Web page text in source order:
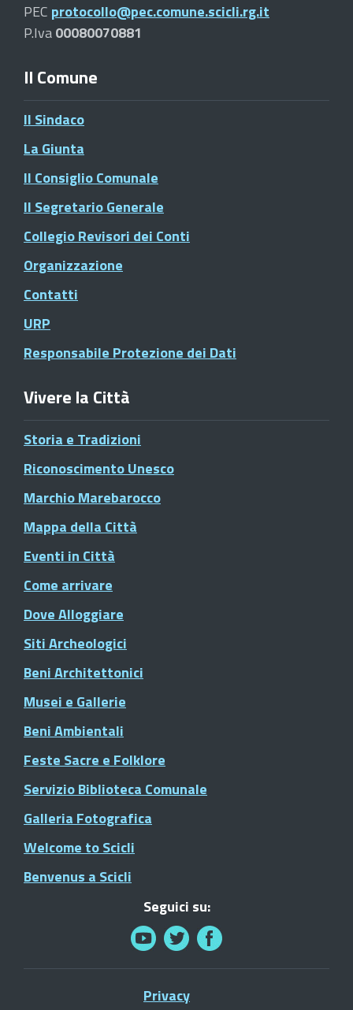
PEC protocollo@pec.comune.scicli.rg.it
P.Iva00080070881
Il Comune
Il Sindaco
La Giunta
Il Consiglio Comunale
Il Segretario Generale
Collegio Revisori dei Conti
Organizzazione
Contatti
URP
Responsabile Protezione dei Dati
Vivere la Città
Storia e Tradizioni
Riconoscimento Unesco
Marchio Marebarocco
Mappa della Città
Eventi in Città
Come arrivare
Dove Alloggiare
Siti Archeologici
Beni Architettonici
Musei e Gallerie
Beni Ambientali
Feste Sacre e Folklore
Servizio Biblioteca Comunale
Galleria Fotografica
Welcome to Scicli
Benvenus a Scicli
Seguici su:
Privacy